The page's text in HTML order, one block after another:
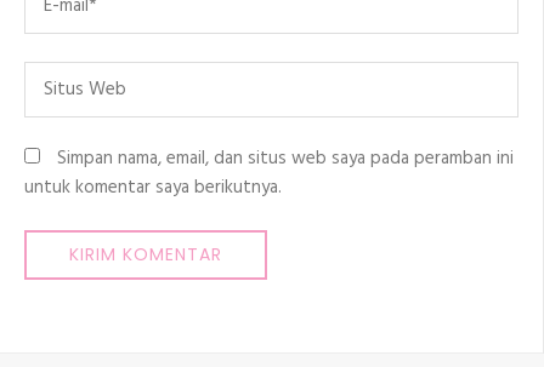
Situs
Web
Simpan nama, email, dan situs web saya pada peramban ini
untuk komentar saya berikutnya.